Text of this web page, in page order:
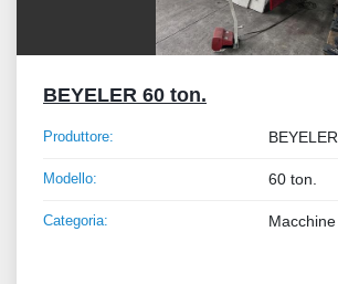
BEYELER 60 ton.
Produttore: BEYELER
Modello: 60 ton.
Categoria: